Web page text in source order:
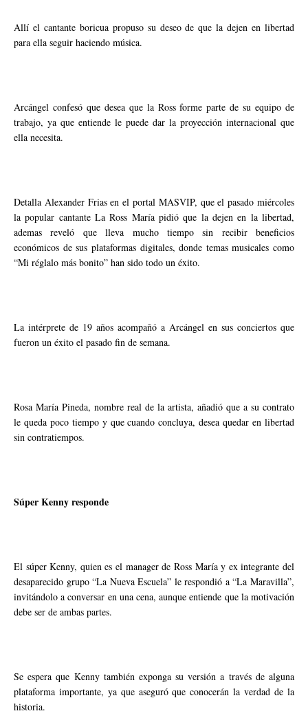
Allí el cantante boricua propuso su deseo de que la dejen en libertad
para ella seguir haciendo música.
Arcángel confesó que desea que la Ross forme parte de su equipo de
trabajo, ya que entiende le puede dar la proyección internacional que
ella necesita.
Detalla Alexander Frias en el portal MASVIP, que el pasado miércoles
la popular cantante La Ross María pidió que la dejen en la libertad,
ademas reveló que lleva mucho tiempo sin recibir beneficios
económicos de sus plataformas digitales, donde temas musicales como
“Mi réglalo más bonito” han sido todo un éxito.
La intérprete de 19 años acompañó a Arcángel en sus conciertos que
fueron un éxito el pasado fin de semana.
Rosa María Pineda, nombre real de la artista, añadió que a su contrato
le queda poco tiempo y que cuando concluya, desea quedar en libertad
sin contratiempos.
Súper Kenny responde
El súper Kenny, quien es el manager de Ross María y ex integrante del
desaparecido grupo “La Nueva Escuela” le respondió a “La Maravilla”,
invitándolo a conversar en una cena, aunque entiende que la motivación
debe ser de ambas partes.
Se espera que Kenny también exponga su versión a través de alguna
plataforma importante, ya que aseguró que conocerán la verdad de la
historia.